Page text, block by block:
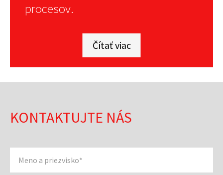
procesov.
Čítať viac
KONTAKTUJTE NÁS